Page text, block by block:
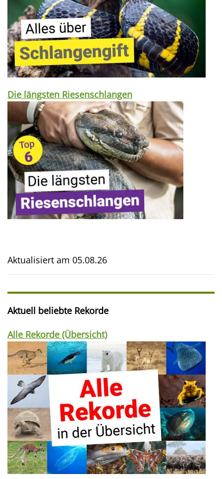
Die längsten Riesenschlangen
Aktualisiert am 05.08.26
Aktuell beliebte Rekorde
Alle Rekorde (Übersicht)